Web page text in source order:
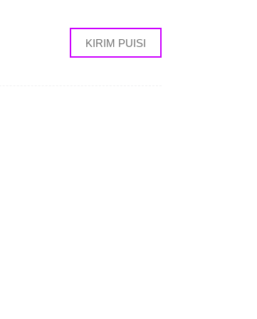
KIRIM PUISI